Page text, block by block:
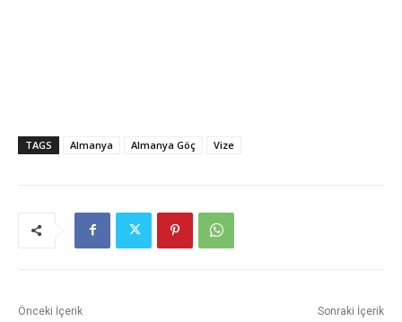
TAGS Almanya Almanya Göç Vize
Önceki İçerik Sonraki İçerik